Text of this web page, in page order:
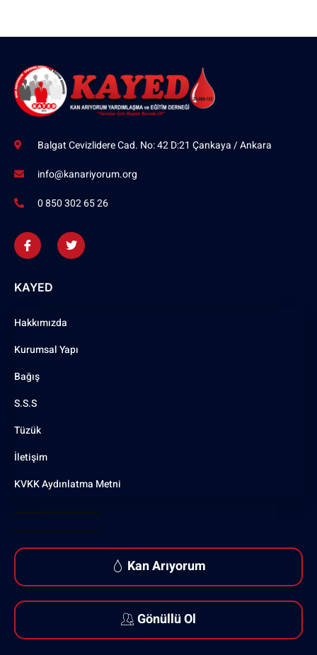
Balgat Cevizlidere Cad. No: 42 D:21 Çankaya / Ankara
info@kanariyorum.org
0 850 302 65 26
KAYED
Hakkımızda
Kurumsal Yapı
Bağış
S.S.S
Tüzük
İletişim
KVKK Aydınlatma Metni
Kan Arıyorum
Gönüllü Ol